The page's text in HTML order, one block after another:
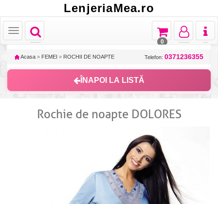
LenjeriaMea.ro
Toggle
navigation
Toggle
Toggle
navigation
Toggle
navigation
Toggle
navigation
0
Acasa » FEMEI » ROCHII DE NOAPTE Telefon: 0371236355
ÎNAPOI LA LISTĂ
Rochie de noapte DOLORES